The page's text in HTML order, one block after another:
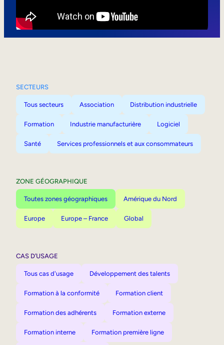
SECTEURS
Tous secteurs Association Distribution industrielle
Formation Industrie manufacturière Logiciel
Santé Services professionnels et aux consommateurs
ZONE GÉOGRAPHIQUE
Toutes zones géographiques Amérique du Nord
Europe Europe – France Global
CAS D’USAGE
Tous cas d'usage Développement des talents
Formation à la conformité Formation client
Formation des adhérents Formation externe
Formation interne Formation première ligne